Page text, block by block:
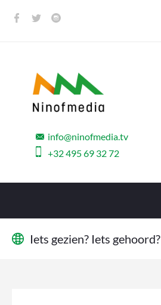
info@ninofmedia.tv
+32 495 69 32 72
Iets gezien? Iets gehoord?